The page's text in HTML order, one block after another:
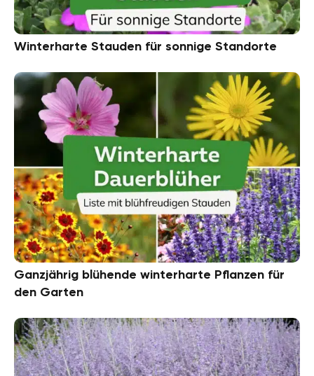
Winterharte Stauden für sonnige Standorte
Ganzjährig blühende winterharte Pflanzen für
den Garten